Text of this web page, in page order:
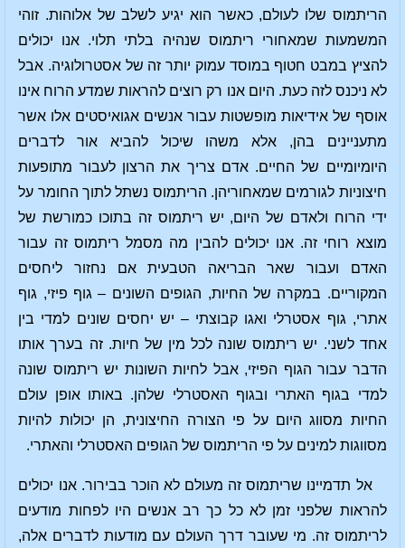
הריתמוס שלו לעולם, כאשר הוא יגיע לשלב של אלוהות. זוהי
המשמעות שמאחורי ריתמוס שנהיה בלתי תלוי. אנו יכולים
להציץ במבט חטוף במוסד עמוק יותר זה של אסטרולוגיה. אבל
לא ניכנס לזה כעת. היום אנו רק רוצים להראות שמדע הרוח אינו
אוסף של אידיאות מופשטות עבור אנשים אגואיסטים אלו אשר
מתעניינים בהן, אלא משהו שיכול להביא אור לדברים
היומיומיים של החיים. אדם צריך את הרצון לעבור מתופעות
חיצוניות לגורמים שמאחוריהן. הריתמוס נשתל לתוך החומר על
ידי הרוח ולאדם של היום, יש ריתמוס זה בתוכו כמורשת של
מוצא רוחי זה. אנו יכולים להבין מה מסמל ריתמוס זה עבור
האדם ועבור שאר הבריאה הטבעית אם נחזור ליחסים
המקוריים. במקרה של החיות, הגופים השונים – גוף פיזי, גוף
אתרי, גוף אסטרלי ואגו קבוצתי – יש יחסים שונים למדי בין
אחד לשני. יש ריתמוס שונה לכל מין של חיות. זה בערך אותו
הדבר עבור הגוף הפיזי, אבל לחיות השונות יש ריתמוס שונה
למדי בגוף האתרי ובגוף האסטרלי שלהן. באותו אופן עולם
החיות מסווג היום על פי הצורה החיצונית, הן יכולות להיות
מסווגות למינים על פי הריתמוס של הגופים האסטרלי והאתרי.
אל תדמיינו שריתמוס זה מעולם לא הוכר בבירור. אנו יכולים
להראות שלפני זמן לא כל כך רב אנשים היו לפחות מודעים
לריתמוס זה. מי שעובר דרך העולם עם מודעות לדברים אלה,